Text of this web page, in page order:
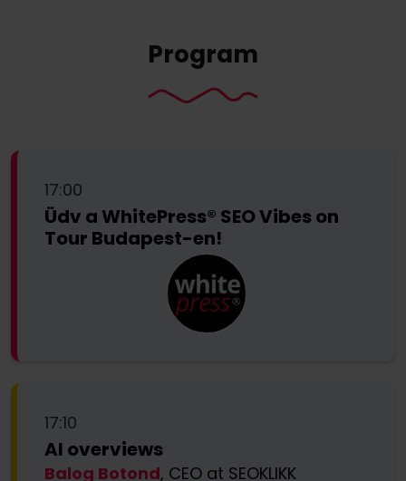
Program
17:00
Üdv a WhitePress®️ SEO Vibes on
Tour Budapest-en!
17:10
AI overviews
Balog Botond, CEO at SEOKLIKK